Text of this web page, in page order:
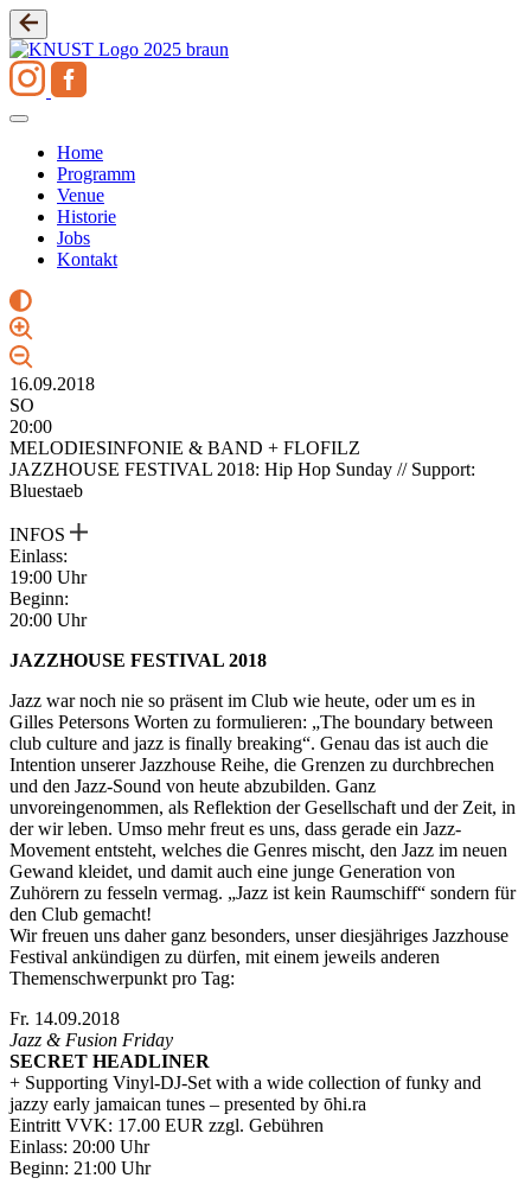
Zum
Inhalt
springen
Home
Programm
Venue
Historie
Jobs
Kontakt
16.09.2018
SO
20:00
MELODIESINFONIE & BAND + FLOFILZ
JAZZHOUSE FESTIVAL 2018: Hip Hop Sunday // Support:
Bluestaeb
INFOS
Einlass:
19:00 Uhr
Beginn:
20:00 Uhr
JAZZHOUSE FESTIVAL 2018
Jazz war noch nie so präsent im Club wie heute, oder um es in
Gilles Petersons Worten zu formulieren: „The boundary between
club culture and jazz is finally breaking“. Genau das ist auch die
Intention unserer Jazzhouse Reihe, die Grenzen zu durchbrechen
und den Jazz-Sound von heute abzubilden. Ganz
unvoreingenommen, als Reflektion der Gesellschaft und der Zeit, in
der wir leben. Umso mehr freut es uns, dass gerade ein Jazz-
Movement entsteht, welches die Genres mischt, den Jazz im neuen
Gewand kleidet, und damit auch eine junge Generation von
Zuhörern zu fesseln vermag. „Jazz ist kein Raumschiff“ sondern für
den Club gemacht!
Wir freuen uns daher ganz besonders, unser diesjähriges Jazzhouse
Festival ankündigen zu dürfen, mit einem jeweils anderen
Themenschwerpunkt pro Tag:
Fr. 14.09.2018
Jazz & Fusion Friday
SECRET HEADLINER
+ Supporting Vinyl-DJ-Set with a wide collection of funky and
jazzy early jamaican tunes – presented by ōhi.ra
Eintritt VVK: 17.00 EUR zzgl. Gebühren
Einlass: 20:00 Uhr
Beginn: 21:00 Uhr